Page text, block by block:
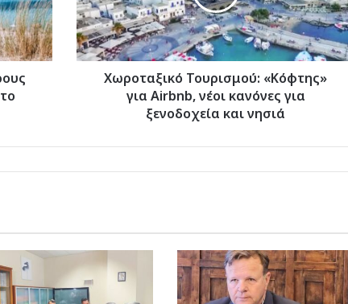
νέοι
κανόνες
για
ξενοδοχεία
Χωροταξικό Τουρισμού: «Κόφτης»
για Airbnb, νέοι κανόνες για
ξενοδοχεία και νησιά